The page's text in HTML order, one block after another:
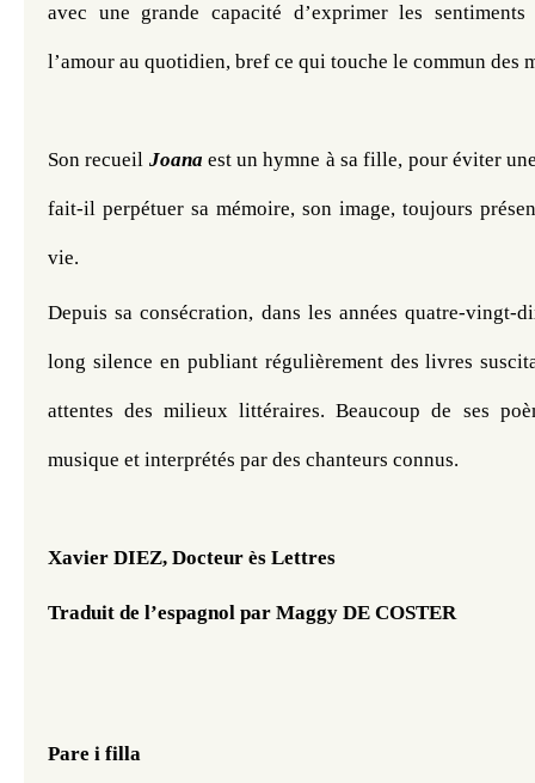
avec une grande capacité d’exprimer les
l’amour au quotidien, bref ce qui touche le commun des
Son recueil Joana est un hymne à sa fille, pour éviter
fait-il perpétuer sa mémoire, son image, toujours
vie.
Depuis sa consécration, dans les années quatre-vingt-
long silence en publiant régulièrement des livres
attentes des milieux littéraires. Beaucoup de ses
musique et interprétés par des chanteurs connus.
Xavier DIEZ, Docteur ès Lettres
Traduit de l’espagnol par Maggy DE COSTER
Pare i filla